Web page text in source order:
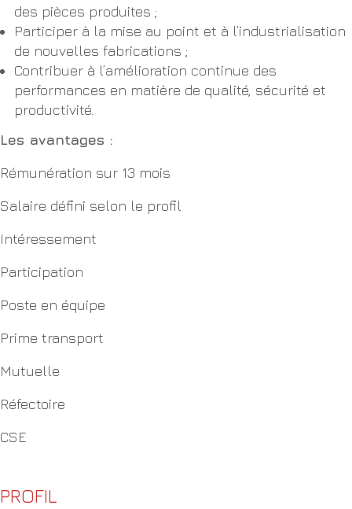
des pièces produites ;
Participer à la mise au point et à l’industrialisation
de nouvelles fabrications ;
Contribuer à l’amélioration continue des
performances en matière de qualité, sécurité et
productivité.
Les avantages :
Rémunération sur 13 mois
Salaire défini selon le profil
Intéressement
Participation
Poste en équipe
Prime transport
Mutuelle
Réfectoire
CSE
PROFIL